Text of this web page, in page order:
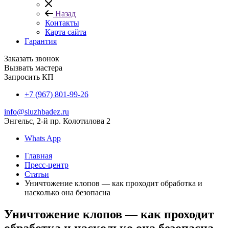
Назад
Контакты
Карта сайта
Гарантия
Заказать звонок
Вызвать мастера
Запросить КП
+7 (967) 801-99-26
info@sluzhbadez.ru
Энгельс, 2-й пр. Колотилова 2
Whats App
Главная
Пресс-центр
Статьи
Уничтожение клопов — как проходит обработка и
насколько она безопасна
Уничтожение клопов — как проходит